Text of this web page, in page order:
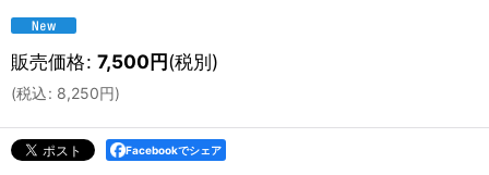
販売価格: 7,500円(税別)
(税込: 8,250円)
Facebookでシェア